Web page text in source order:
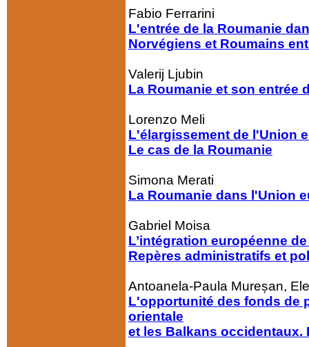
Fabio Ferrarini
L'entrée de la Roumanie
Norvégiens et Roumains
Valerij Ljubin
La Roumanie et son entrée
Lorenzo Meli
L'élargissement de l'Union
Le cas de la Roumanie
Simona Merati
La Roumanie dans l'Union
Gabriel Moisa
L’intégration européenne
Repères administratifs et
Antoanela-Paula Mureșan,
L'opportunité des fonds de
orientale
et les Balkans occidentaux.